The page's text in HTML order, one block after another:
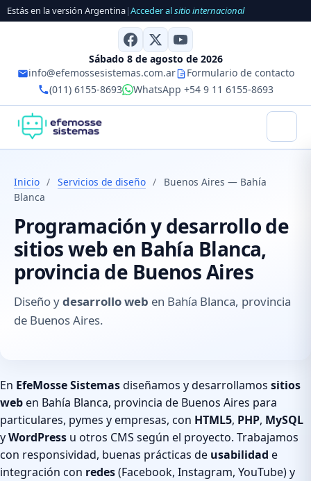
Estás en la versión Argentina|Acceder alsitio internacional
Sábado 8 de agosto de 2026
info@efemossesistemas.com.ar
Formulario de contacto
(011) 6155-8693
WhatsApp +54 9 11 6155-8693
Inicio / Servicios de diseño /
Buenos Aires — Bahía
Blanca
Programación y desarrollo de
sitios web en Bahía Blanca,
provincia de Buenos Aires
Diseño ydesarrollo web en Bahía Blanca, provincia
de Buenos Aires.
En EfeMosse Sistemasdiseñamos y desarrollamos sitios
weben Bahía Blanca, provincia de Buenos Aires para
particulares, pymes y empresas, con HTML5, PHP, MySQL
yWordPress u otros CMS según el proyecto. Trabajamos
con responsividad, buenas prácticas de usabilidad e
integración con redes(Facebook, Instagram, YouTube) y